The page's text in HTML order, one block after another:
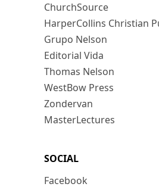
ChurchSource
HarperCollins Christian
Grupo Nelson
Editorial Vida
Thomas Nelson
WestBow Press
Zondervan
MasterLectures
SOCIAL
Facebook